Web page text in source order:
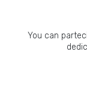
You can